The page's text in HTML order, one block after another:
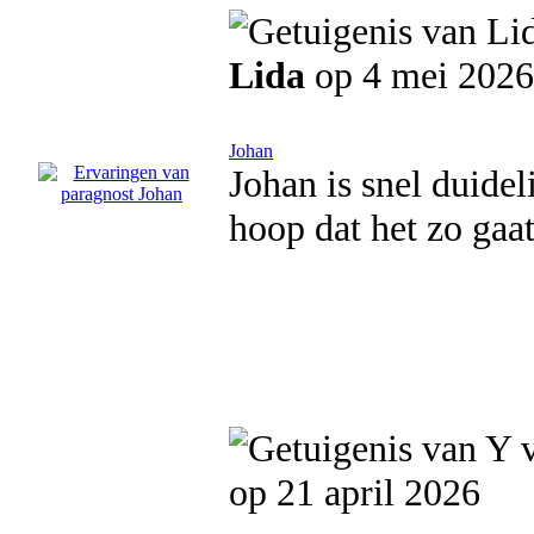
Lida op 4 mei 2026
Johan
Johan is snel
hoop dat het zo
op 21 april 2026